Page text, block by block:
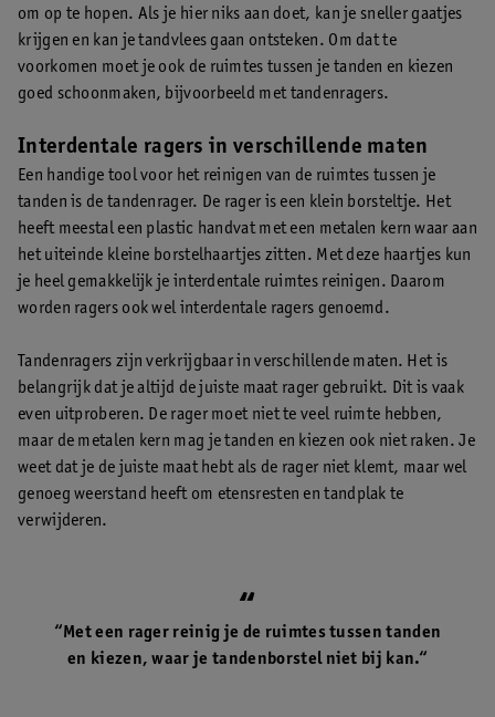
om op te hopen. Als je hier niks aan doet, kan je sneller gaatjes
krijgen en kan je tandvlees gaan ontsteken. Om dat te
voorkomen moet je ook de ruimtes tussen je tanden en kiezen
goed schoonmaken, bijvoorbeeld met tandenragers.
Interdentale ragers in verschillende maten
Een handige tool voor het reinigen van de ruimtes tussen je
tanden is de tandenrager. De rager is een klein borsteltje. Het
heeft meestal een plastic handvat met een metalen kern waar aan
het uiteinde kleine borstelhaartjes zitten. Met deze haartjes kun
je heel gemakkelijk je interdentale ruimtes reinigen. Daarom
worden ragers ook wel interdentale ragers genoemd.
Tandenragers zijn verkrijgbaar in verschillende maten. Het is
belangrijk dat je altijd de juiste maat rager gebruikt. Dit is vaak
even uitproberen. De rager moet niet te veel ruimte hebben,
maar de metalen kern mag je tanden en kiezen ook niet raken. Je
weet dat je de juiste maat hebt als de rager niet klemt, maar wel
genoeg weerstand heeft om etensresten en tandplak te
verwijderen.
“Met een rager reinig je de ruimtes tussen tanden
en kiezen, waar je tandenborstel niet bij kan.“